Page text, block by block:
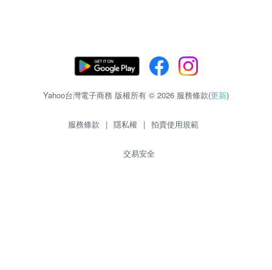
Yahoo台灣電子商務 版權所有 © 2026 服務條款(更新)
服務條款 | 隱私權 | 拍賣使用規範
交易安全